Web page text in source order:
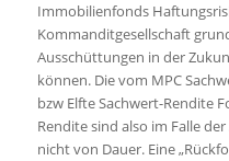
Immobilienfonds
Kommanditgesellschaft
Ausschüttungen in der
können. Die vom MPC
bzw Elfte Sachwert-Rendite
Rendite sind also im Falle
nicht von Dauer. Eine